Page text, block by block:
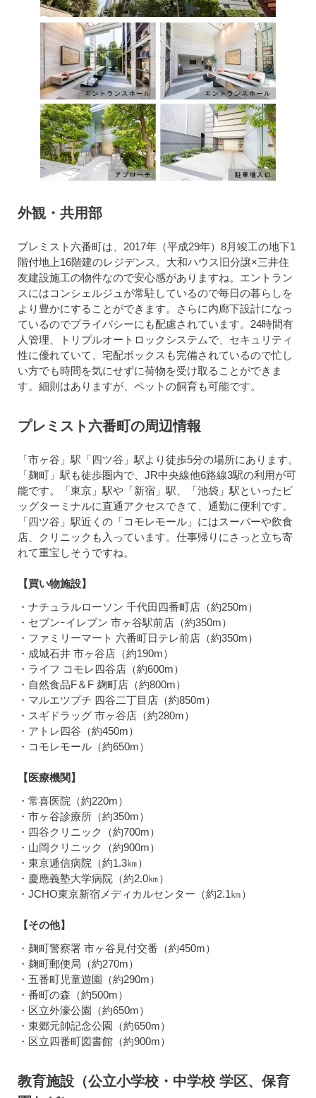
外観・共用部
プレミスト六番町は、2017年（平成29年）8月竣工の地下1
階付地上16階建のレジデンス。大和ハウス旧分譲×三井住
友建設施工の物件なので安心感がありますね。エントラン
スにはコンシェルジュが常駐しているので毎日の暮らしを
より豊かにすることができます。さらに内廊下設計になっ
ているのでプライバシーにも配慮されています。24時間有
人管理、トリプルオートロックシステムで、セキュリティ
性に優れていて、宅配ボックスも完備されているので忙し
い方でも時間を気にせずに荷物を受け取ることができま
す。細則はありますが、ペットの飼育も可能です。
プレミスト六番町の周辺情報
「市ヶ谷」駅「四ツ谷」駅より徒歩5分の場所にあります。
「麹町」駅も徒歩圏内で、JR中央線他6路線3駅の利用が可
能です。「東京」駅や「新宿」駅、「池袋」駅といったビ
ッグターミナルに直通アクセスできて、通勤に便利です。
「四ツ谷」駅近くの「コモレモール」にはスーパーや飲食
店、クリニックも入っています。仕事帰りにさっと立ち寄
れて重宝しそうですね。
【買い物施設】
・ナチュラルローソン 千代田四番町店（約250m）
・セブンｰイレブン 市ヶ谷駅前店（約350m）
・ファミリーマート 六番町日テレ前店（約350m）
・成城石井 市ヶ谷店（約190m）
・ライフ コモレ四谷店（約600m）
・自然食品F＆F 麹町店（約800m）
・マルエツプチ 四谷二丁目店（約850m）
・スギドラッグ 市ヶ谷店（約280m）
・アトレ四谷（約450m）
・コモレモール（約650m）
【医療機関】
・常喜医院（約220m）
・市ヶ谷診療所（約350m）
・四谷クリニック（約700m）
・山岡クリニック（約900m）
・東京逓信病院（約1.3㎞）
・慶應義塾大学病院（約2.0㎞）
・JCHO東京新宿メディカルセンター（約2.1㎞）
【その他】
・麹町警察署 市ヶ谷見付交番（約450m）
・麹町郵便局（約270m）
・五番町児童遊園（約290m）
・番町の森（約500m）
・区立外濠公園（約650m）
・東郷元帥記念公園（約650m）
・区立四番町図書館（約900m）
教育施設（公立小学校・中学校 学区、保育